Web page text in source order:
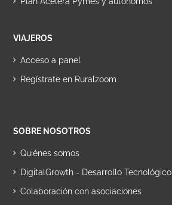
VIAJEROS
Acceso a panel
Regístrate en Ruralzoom
SOBRE NOSOTROS
Quiénes somos
DigitalGrowth - Desarrollo Tecnológico
Colaboración con asociaciones